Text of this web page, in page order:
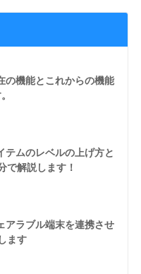
機能とこれからの機能
ムのレベルの上げ方と
で解説します！
ラブル端末を連携させ
ます